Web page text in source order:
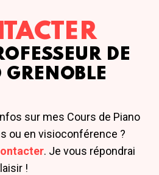
DE
sur mes Cours de Piano
ou en visioconférence ?
. Je vous répondrai
!